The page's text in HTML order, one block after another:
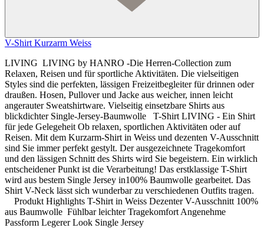
V-Shirt Kurzarm Weiss
LIVING LIVING by HANRO -Die Herren-Collection zum
Relaxen, Reisen und für sportliche Aktivitäten. Die vielseitigen
Styles sind die perfekten, lässigen Freizeitbegleiter für drinnen oder
draußen. Hosen, Pullover und Jacke aus weicher, innen leicht
angerauter Sweatshirtware. Vielseitig einsetzbare Shirts aus
blickdichter Single-Jersey-Baumwolle T-Shirt LIVING - Ein Shirt
für jede Gelegeheit Ob relaxen, sportlichen Aktivitäten oder auf
Reisen. Mit dem Kurzarm-Shirt in Weiss und dezenten V-Ausschnitt
sind Sie immer perfekt gestylt. Der ausgezeichnete Tragekomfort
und den lässigen Schnitt des Shirts wird Sie begeistern. Ein wirklich
entscheidener Punkt ist die Verarbeitung! Das erstklassige T-Shirt
wird aus bestem Single Jersey in100% Baumwolle gearbeitet. Das
Shirt V-Neck lässt sich wunderbar zu verschiedenen Outfits tragen.
Produkt Highlights T-Shirt in Weiss Dezenter V-Ausschnitt 100%
aus Baumwolle Fühlbar leichter Tragekomfort Angenehme
Passform Legerer Look Single Jersey